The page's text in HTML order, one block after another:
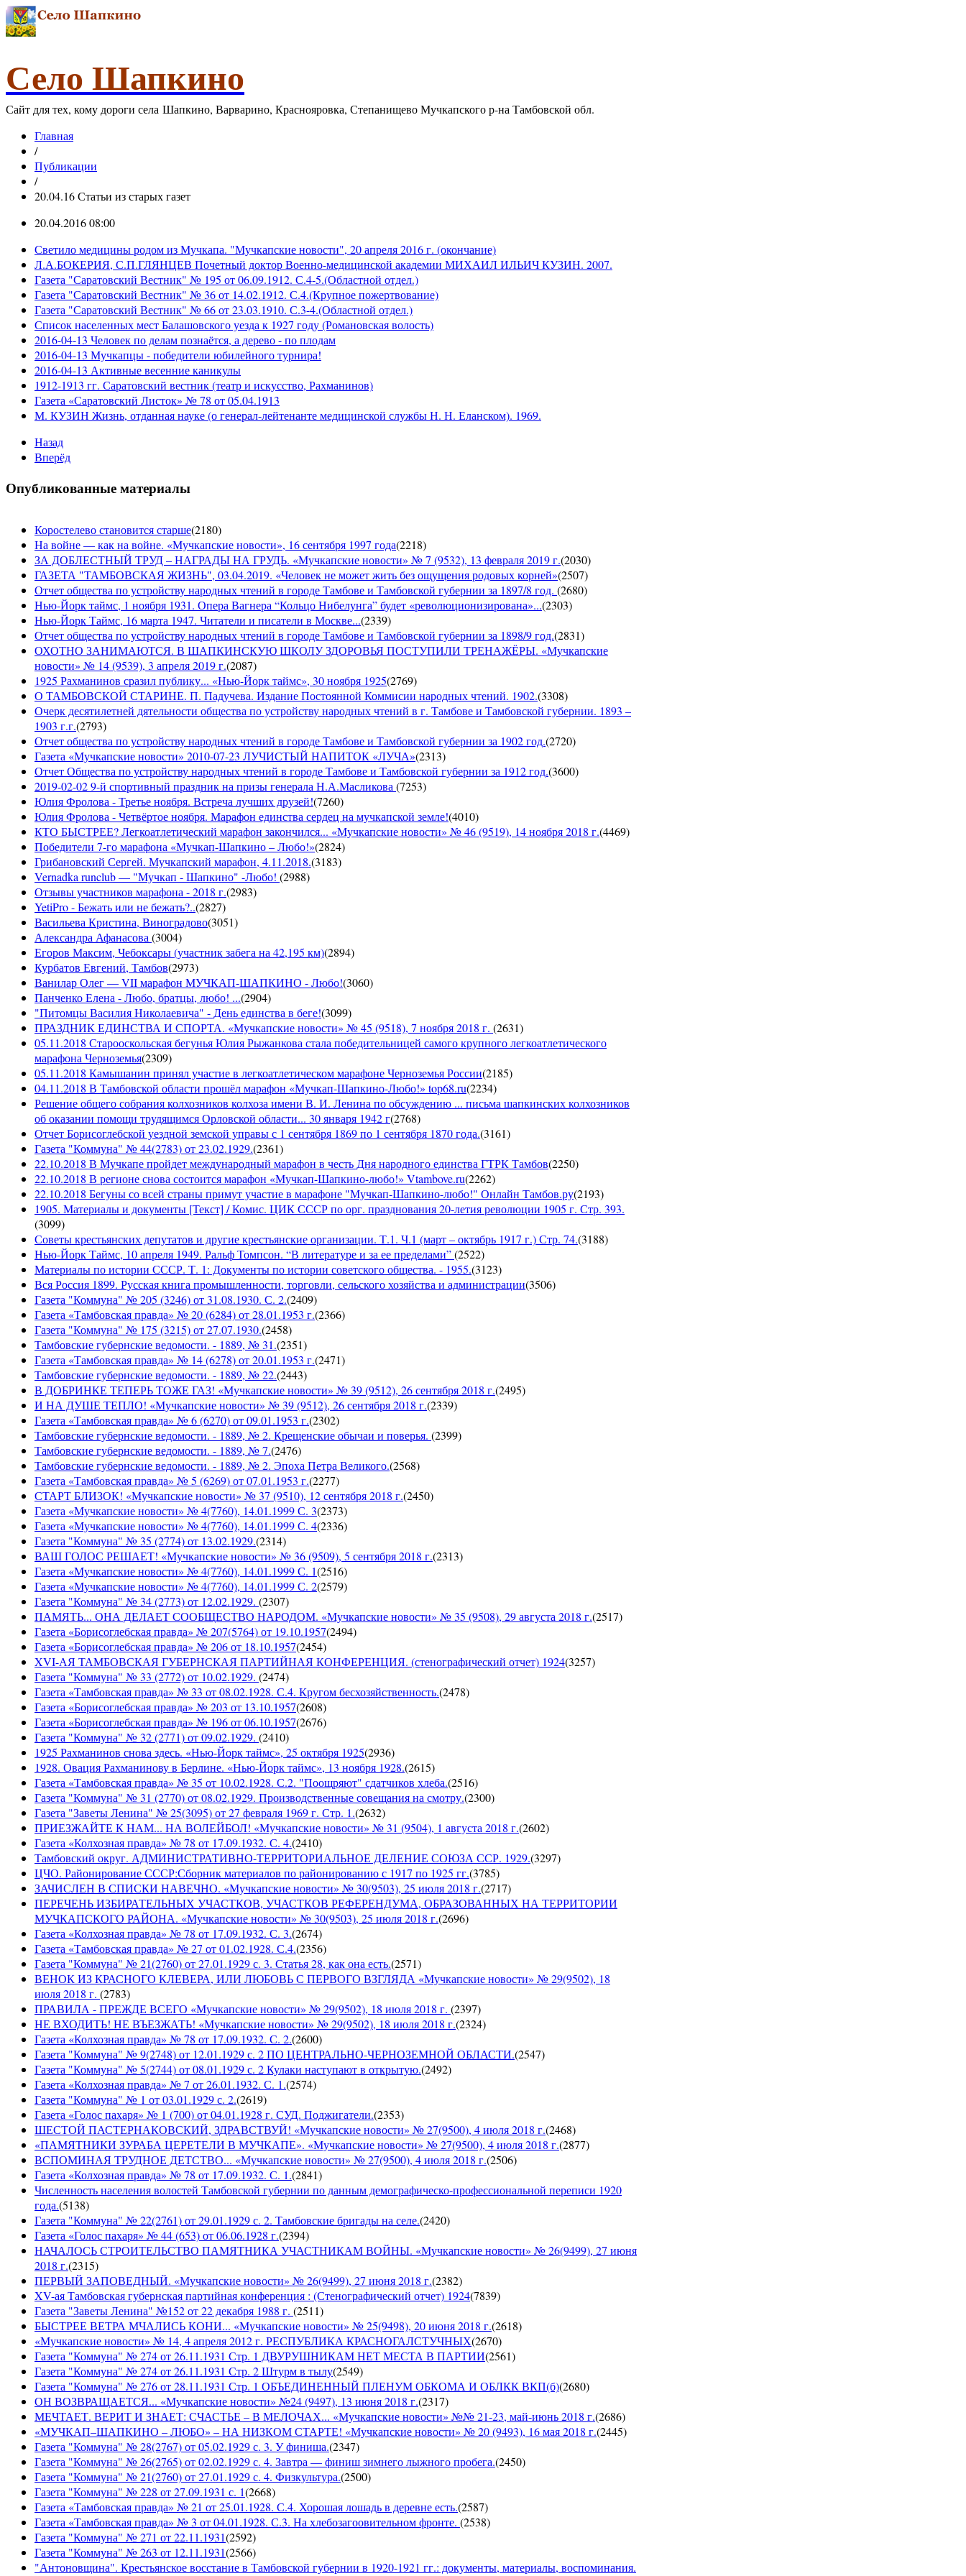
Село Шапкино
Сайт для тех, кому дороги села Шапкино, Варварино, Краснояровка, Степанищево Мучкапского р-на Тамбовской обл.
Главная
/
Публикации
/
20.04.16 Статьи из старых газет
20.04.2016 08:00
Светило медицины родом из Мучкапа. "Мучкапские новости", 20 апреля 2016 г. (окончание)
Л.А.БОКЕРИЯ, С.П.ГЛЯНЦЕВ Почетный доктор Военно-медицинской академии МИХАИЛ ИЛЬИЧ КУЗИН. 2007.
Газета "Саратовский Вестник" № 195 от 06.09.1912. С.4-5.(Областной отдел.)
Газета "Саратовский Вестник" № 36 от 14.02.1912. С.4.(Крупное пожертвование)
Газета "Саратовский Вестник" № 66 от 23.03.1910. С.3-4.(Областной отдел.)
Список населенных мест Балашовского уезда к 1927 году (Романовская волость)
2016-04-13 Человек по делам познаётся, а дерево - по плодам
2016-04-13 Мучкапцы - победители юбилейного турнира!
2016-04-13 Активные весенние каникулы
1912-1913 гг. Саратовский вестник (театр и искусство, Рахманинов)
Газета «Саратовский Листок» № 78 от 05.04.1913
М. КУЗИН Жизнь, отданная науке (о генерал-лейтенанте медицинской службы Н. Н. Еланском). 1969.
Назад
Вперёд
Опубликованные материалы
Коростелево становится старше(2180)
На войне — как на войне. «Мучкапские новости», 16 сентября 1997 года(2218)
ЗА ДОБЛЕСТНЫЙ ТРУД – НАГРАДЫ НА ГРУДЬ. «Мучкапские новости» № 7 (9532), 13 февраля 2019 г.(2030)
ГАЗЕТА "ТАМБОВСКАЯ ЖИЗНЬ", 03.04.2019. «Человек не может жить без ощущения родовых корней»(2507)
Отчет общества по устройству народных чтений в городе Тамбове и Тамбовской губернии за 1897/8 год. (2680)
Нью-Йорк таймс, 1 ноября 1931. Опера Вагнера “Кольцо Нибелунга” будет «революционизирована»...(2303)
Нью-Йорк Таймс, 16 марта 1947. Читатели и писатели в Москве...(2339)
Отчет общества по устройству народных чтений в городе Тамбове и Тамбовской губернии за 1898/9 год.(2831)
ОХОТНО ЗАНИМАЮТСЯ. В ШАПКИНСКУЮ ШКОЛУ ЗДОРОВЬЯ ПОСТУПИЛИ ТРЕНАЖЁРЫ. «Мучкапские
новости» № 14 (9539), 3 апреля 2019 г.(2087)
1925 Рахманинов сразил публику... «Нью-Йорк таймс», 30 ноября 1925(2769)
О ТАМБОВСКОЙ СТАРИНЕ. П. Падучева. Издание Постоянной Коммисии народных чтений. 1902.(3308)
Очерк десятилетней дятельности общества по устройству народных чтений в г. Тамбове и Тамбовской губернии. 1893 –
1903 г.г.(2793)
Отчет общества по устройству народных чтений в городе Тамбове и Тамбовской губернии за 1902 год.(2720)
Газета «Мучкапские новости» 2010-07-23 ЛУЧИСТЫЙ НАПИТОК «ЛУЧА»(2313)
Отчет Общества по устройству народных чтений в городе Тамбове и Тамбовской губернии за 1912 год.(3600)
2019-02-02 9-й спортивный праздник на призы генерала Н.А.Масликова(7253)
Юлия Фролова - Третье ноября. Встреча лучших друзей!(7260)
Юлия Фролова - Четвёртое ноября. Марафон единства сердец на мучкапской земле!(4010)
КТО БЫСТРЕЕ? Легкоатлетический марафон закончился... «Мучкапские новости» № 46 (9519), 14 ноября 2018 г.(4469)
Победители 7-го марафона «Мучкап-Шапкино – Любо!»(2824)
Грибановский Сергей. Мучкапский марафон, 4.11.2018.(3183)
Vernadka runclub — "Мучкап - Шапкино" -Любо! (2988)
Отзывы участников марафона - 2018 г.(2983)
YetiPro - Бежать или не бежать?..(2827)
Васильева Кристина, Виноградово(3051)
Александра Афанасова(3004)
Егоров Максим, Чебоксары (участник забега на 42,195 км)(2894)
Курбатов Евгений, Тамбов(2973)
Ванилар Олег — VII марафон МУЧКАП-ШАПКИНО - Любо!(3060)
Панченко Елена - Любо, братцы, любо! ...(2904)
"Питомцы Василия Николаевича" - День единства в беге!(3099)
ПРАЗДНИК ЕДИНСТВА И СПОРТА. «Мучкапские новости» № 45 (9518), 7 ноября 2018 г. (2631)
05.11.2018 Старооскольская бегунья Юлия Рыжанкова стала победительницей самого крупного легкоатлетического
марафона Черноземья(2309)
05.11.2018 Камышанин принял участие в легкоатлетическом марафоне Черноземья России(2185)
04.11.2018 В Тамбовской области прошёл марафон «Мучкап-Шапкино-Любо!» top68.ru(2234)
Решение общего собрания колхозников колхоза имени В. И. Ленина по обсуждению ... письма шапкинских колхозников
об оказании помощи трудящимся Орловской области... 30 января 1942 г(2768)
Отчет Борисоглебской уездной земской управы с 1 сентября 1869 по 1 сентября 1870 года.(3161)
Газета "Коммуна" № 44(2783) от 23.02.1929.(2361)
22.10.2018 В Мучкапе пройдет международный марафон в честь Дня народного единства ГТРК Тамбов(2250)
22.10.2018 В регионе снова состоится марафон «Мучкап-Шапкино-любо!» Vtambove.ru(2262)
22.10.2018 Бегуны со всей страны примут участие в марафоне "Мучкап-Шапкино-любо!" Онлайн Тамбов.ру(2193)
1905. Материалы и документы [Текст] / Комис. ЦИК СССР по орг. празднования 20-летия революции 1905 г. Стр. 393.
(3099)
Советы крестьянских депутатов и другие крестьянские организации. Т.1. Ч.1 (март – октябрь 1917 г.) Стр. 74.(3188)
Нью-Йорк Таймс, 10 апреля 1949. Ральф Томпсон. “В литературе и за ее пределами”(2522)
Материалы по истории СССР. Т. 1: Документы по истории советского общества. - 1955.(3123)
Вся Россия 1899. Русская книга промышленности, торговли, сельского хозяйства и администрации(3506)
Газета "Коммуна" № 205 (3246) от 31.08.1930. С. 2.(2409)
Газета «Тамбовская правда» № 20 (6284) от 28.01.1953 г.(2366)
Газета "Коммуна" № 175 (3215) от 27.07.1930.(2458)
Тамбовские губернские ведомости. - 1889, № 31.(2351)
Газета «Тамбовская правда» № 14 (6278) от 20.01.1953 г.(2471)
Тамбовские губернские ведомости. - 1889, № 22.(2443)
В ДОБРИНКЕ ТЕПЕРЬ ТОЖЕ ГАЗ! «Мучкапские новости» № 39 (9512), 26 сентября 2018 г.(2495)
И НА ДУШЕ ТЕПЛО! «Мучкапские новости» № 39 (9512), 26 сентября 2018 г.(2339)
Газета «Тамбовская правда» № 6 (6270) от 09.01.1953 г.(2302)
Тамбовские губернские ведомости. - 1889, № 2. Крещенские обычаи и поверья. (2399)
Тамбовские губернские ведомости. - 1889, № 7.(2476)
Тамбовские губернские ведомости. - 1889, № 2. Эпоха Петра Великого.(2568)
Газета «Тамбовская правда» № 5 (6269) от 07.01.1953 г.(2277)
СТАРТ БЛИЗОК! «Мучкапские новости» № 37 (9510), 12 сентября 2018 г.(2450)
Газета «Мучкапские новости» № 4(7760), 14.01.1999 С. 3(2373)
Газета «Мучкапские новости» № 4(7760), 14.01.1999 С. 4(2336)
Газета "Коммуна" № 35 (2774) от 13.02.1929.(2314)
ВАШ ГОЛОС РЕШАЕТ! «Мучкапские новости» № 36 (9509), 5 сентября 2018 г.(2313)
Газета «Мучкапские новости» № 4(7760), 14.01.1999 С. 1(2516)
Газета «Мучкапские новости» № 4(7760), 14.01.1999 С. 2(2579)
Газета "Коммуна" № 34 (2773) от 12.02.1929. (2307)
ПАМЯТЬ... ОНА ДЕЛАЕТ СООБЩЕСТВО НАРОДОМ. «Мучкапские новости» № 35 (9508), 29 августа 2018 г.(2517)
Газета «Борисоглебская правда» № 207(5764) от 19.10.1957(2494)
Газета «Борисоглебская правда» № 206 от 18.10.1957(2454)
XVI-АЯ ТАМБОВСКАЯ ГУБЕРНСКАЯ ПАРТИЙНАЯ КОНФЕРЕНЦИЯ. (стенографический отчет) 1924(3257)
Газета "Коммуна" № 33 (2772) от 10.02.1929. (2474)
Газета «Тамбовская правда» № 33 от 08.02.1928. С.4. Кругом бесхозяйственность.(2478)
Газета «Борисоглебская правда» № 203 от 13.10.1957(2608)
Газета «Борисоглебская правда» № 196 от 06.10.1957(2676)
Газета "Коммуна" № 32 (2771) от 09.02.1929. (2410)
1925 Рахманинов снова здесь. «Нью-Йорк таймс», 25 октября 1925(2936)
1928. Овация Рахманинову в Берлине. «Нью-Йорк таймс», 13 ноября 1928.(2615)
Газета «Тамбовская правда» № 35 от 10.02.1928. С.2. "Поощряют" сдатчиков хлеба.(2516)
Газета "Коммуна" № 31 (2770) от 08.02.1929. Производственные совещания на смотру.(2300)
Газета "Заветы Ленина" № 25(3095) от 27 февраля 1969 г. Стр. 1.(2632)
ПРИЕЗЖАЙТЕ К НАМ... НА ВОЛЕЙБОЛ! «Мучкапские новости» № 31 (9504), 1 августа 2018 г.(2602)
Газета «Колхозная правда» № 78 от 17.09.1932. С. 4.(2410)
Тамбовский округ. АДМИНИСТРАТИВНО-ТЕРРИТОРИАЛЬНОЕ ДЕЛЕНИЕ СОЮЗА ССР. 1929.(3297)
ЦЧО. Районирование СССР:Сборник материалов по районированию с 1917 по 1925 гг.(3785)
ЗАЧИСЛЕН В СПИСКИ НАВЕЧНО. «Мучкапские новости» № 30(9503), 25 июля 2018 г.(2717)
ПЕРЕЧЕНЬ ИЗБИРАТЕЛЬНЫХ УЧАСТКОВ, УЧАСТКОВ РЕФЕРЕНДУМА, ОБРАЗОВАННЫХ НА ТЕРРИТОРИИ
МУЧКАПСКОГО РАЙОНА. «Мучкапские новости» № 30(9503), 25 июля 2018 г.(2696)
Газета «Колхозная правда» № 78 от 17.09.1932. С. 3.(2674)
Газета «Тамбовская правда» № 27 от 01.02.1928. С.4.(2356)
Газета "Коммуна" № 21(2760) от 27.01.1929 с. 3. Статья 28, как она есть.(2571)
ВЕНОК ИЗ КРАСНОГО КЛЕВЕРА, ИЛИ ЛЮБОВЬ С ПЕРВОГО ВЗГЛЯДА «Мучкапские новости» № 29(9502), 18
июля 2018 г. (2783)
ПРАВИЛА - ПРЕЖДЕ ВСЕГО «Мучкапские новости» № 29(9502), 18 июля 2018 г. (2397)
НЕ ВХОДИТЬ! НЕ ВЪЕЗЖАТЬ! «Мучкапские новости» № 29(9502), 18 июля 2018 г.(2324)
Газета «Колхозная правда» № 78 от 17.09.1932. С. 2.(2600)
Газета "Коммуна" № 9(2748) от 12.01.1929 с. 2 ПО ЦЕНТРАЛЬНО-ЧЕРНОЗЕМНОЙ ОБЛАСТИ.(2547)
Газета "Коммуна" № 5(2744) от 08.01.1929 с. 2 Кулаки наступают в открытую.(2492)
Газета «Колхозная правда» № 7 от 26.01.1932. С. 1.(2574)
Газета "Коммуна" № 1 от 03.01.1929 с. 2.(2619)
Газета «Голос пахаря» № 1 (700) от 04.01.1928 г. СУД. Поджигатели.(2353)
ШЕСТОЙ ПАСТЕРНАКОВСКИЙ, ЗДРАВСТВУЙ! «Мучкапские новости» № 27(9500), 4 июля 2018 г.(2468)
«ПАМЯТНИКИ ЗУРАБА ЦЕРЕТЕЛИ В МУЧКАПЕ». «Мучкапские новости» № 27(9500), 4 июля 2018 г.(2877)
ВСПОМИНАЯ ТРУДНОЕ ДЕТСТВО... «Мучкапские новости» № 27(9500), 4 июля 2018 г.(2506)
Газета «Колхозная правда» № 78 от 17.09.1932. С. 1.(2841)
Численность населения волостей Тамбовской губернии по данным демографическо-профессиональной переписи 1920
года.(5138)
Газета "Коммуна" № 22(2761) от 29.01.1929 с. 2. Тамбовские бригады на селе.(2420)
Газета «Голос пахаря» № 44 (653) от 06.06.1928 г.(2394)
НАЧАЛОСЬ СТРОИТЕЛЬСТВО ПАМЯТНИКА УЧАСТНИКАМ ВОЙНЫ. «Мучкапские новости» № 26(9499), 27 июня
2018 г.(2315)
ПЕРВЫЙ ЗАПОВЕДНЫЙ. «Мучкапские новости» № 26(9499), 27 июня 2018 г.(2382)
XV-ая Тамбовская губернская партийная конференция : (Стенографический отчет) 1924(7839)
Газета "Заветы Ленина" №152 от 22 декабря 1988 г. (2511)
БЫСТРЕЕ ВЕТРА МЧАЛИСЬ КОНИ... «Мучкапские новости» № 25(9498), 20 июня 2018 г.(2618)
«Мучкапские новости» № 14, 4 апреля 2012 г. РЕСПУБЛИКА КРАСНОГАЛСТУЧНЫХ(2670)
Газета "Коммуна" № 274 от 26.11.1931 Стр. 1 ДВУРУШНИКАМ НЕТ МЕСТА В ПАРТИИ(2561)
Газета "Коммуна" № 274 от 26.11.1931 Стр. 2 Штурм в тылу(2549)
Газета "Коммуна" № 276 от 28.11.1931 Стр. 1 ОБЪЕДИНЕННЫЙ ПЛЕНУМ ОБКОМА И ОБЛКК ВКП(б)(2680)
ОН ВОЗВРАЩАЕТСЯ... «Мучкапские новости» №24 (9497), 13 июня 2018 г.(2317)
МЕЧТАЕТ. ВЕРИТ И ЗНАЕТ: СЧАСТЬЕ – В МЕЛОЧАХ... «Мучкапские новости» №№ 21-23, май-июнь 2018 г.(2686)
«МУЧКАП–ШАПКИНО – ЛЮБО» – НА НИЗКОМ СТАРТЕ! «Мучкапские новости» № 20 (9493), 16 мая 2018 г.(2445)
Газета "Коммуна" № 28(2767) от 05.02.1929 с. 3. У финиша.(2347)
Газета "Коммуна" № 26(2765) от 02.02.1929 с. 4. Завтра — финиш зимнего лыжного пробега.(2450)
Газета "Коммуна" № 21(2760) от 27.01.1929 с. 4. Физкультура.(2500)
Газета "Коммуна" № 228 от 27.09.1931 с. 1(2668)
Газета «Тамбовская правда» № 21 от 25.01.1928. С.4. Хорошая лошадь в деревне есть.(2587)
Газета «Тамбовская правда» № 3 от 04.01.1928. С.3. На хлебозагоовительном фронте. (2538)
Газета "Коммуна" № 271 от 22.11.1931(2592)
Газета "Коммуна" № 263 от 12.11.1931(2566)
"Антоновщина". Крестьянское восстание в Тамбовской губернии в 1920-1921 гг.: документы, материалы, воспоминания.